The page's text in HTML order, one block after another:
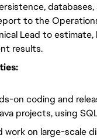
databases,
to the
Lead to
results.
on coding and
projects, using
work on large-scale